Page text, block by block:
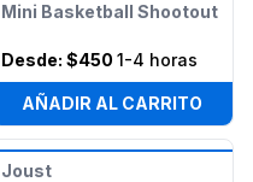
Mini Basketball Shootout
Desde: $450 1-4 horas
AÑADIR AL CARRITO
Joust